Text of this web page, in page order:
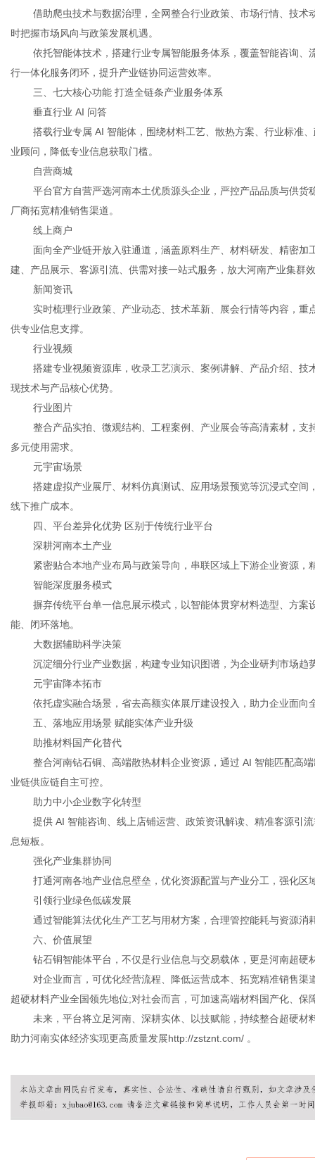
借助爬虫技术与数据治理，全网整合行业政策、市场行情、技
时把握市场风向与政策发展机遇。
依托智能体技术，搭建行业专属智能服务体系，覆盖智能咨询
行一体化服务闭环，提升产业链协同运营效率。
三、七大核心功能 打造全链条产业服务体系
垂直行业 AI 问答
搭载行业专属 AI 智能体，围绕材料工艺、散热方案、行业标准
业顾问，降低专业信息获取门槛。
自营商城
平台官方自营严选河南本土优质源头企业，严控产品品质与供
厂商拓宽精准销售渠道。
线上商户
面向全产业链开放入驻通道，涵盖原料生产、材料研发、精密
建、产品展示、客源引流、供需对接一站式服务，放大河南产业集群
新闻资讯
实时梳理行业政策、产业动态、技术革新、展会行情等内容，
供专业信息支撑。
行业视频
搭建专业视频资源库，收录工艺演示、案例讲解、产品介绍、
现技术与产品核心优势。
行业图片
整合产品实拍、微观结构、工程案例、产业展会等高清素材，
多元使用需求。
元宇宙场景
搭建虚拟产业展厅、材料仿真测试、应用场景预览等沉浸式空
线下推广成本。
四、平台差异化优势 区别于传统行业平台
深耕河南本土产业
紧密贴合本地产业布局与政策导向，串联区域上下游企业资源
智能深度服务模式
摒弃传统平台单一信息展示模式，以智能体贯穿材料选型、方
能、闭环落地。
大数据辅助科学决策
沉淀细分行业产业数据，构建专业知识图谱，为企业研判市场
元宇宙降本拓市
依托虚实融合场景，省去高额实体展厅建设投入，助力企业面
五、落地应用场景 赋能实体产业升级
助推材料国产化替代
整合河南钻石铜、高端散热材料企业资源，通过 AI 智能匹配高
业链供应链自主可控。
助力中小企业数字化转型
提供 AI 智能咨询、线上店铺运营、政策资讯解读、精准客源引
息短板。
强化产业集群协同
打通河南各地产业信息壁垒，优化资源配置与产业分工，强化
引领行业绿色低碳发展
通过智能算法优化生产工艺与用材方案，合理管控能耗与资源
六、价值展望
钻石铜智能体平台，不仅是行业信息与交易载体，更是河南超
对企业而言，可优化经营流程、降低运营成本、拓宽精准销售
超硬材料产业全国领先地位;对社会而言，可加速高端材料国产化、保
未来，平台将立足河南、深耕实体、以技赋能，持续整合超硬
助力河南实体经济实现更高质量发展http://zstznt.com/ 。